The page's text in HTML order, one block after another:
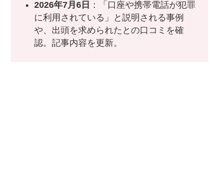
2026年7月6日 ：「口座や携帯電話が犯罪
に利用されている」と説明される事例
や、出頭を求められたとの口コミを確
認。記事内容を更新。